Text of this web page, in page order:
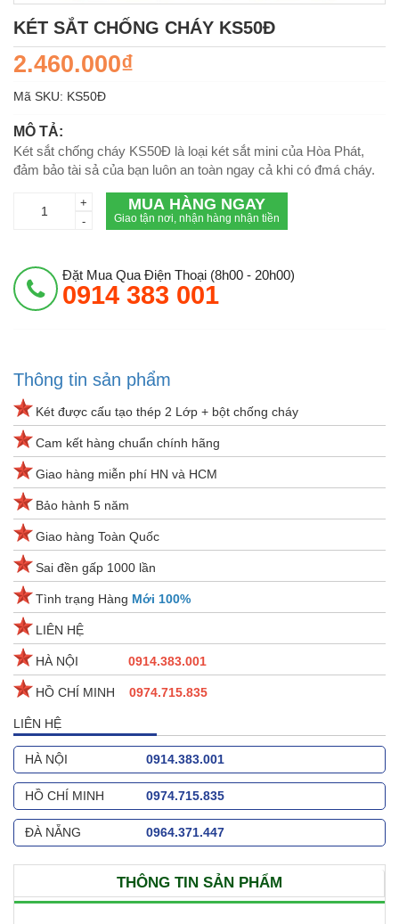
KÉT SẮT CHỐNG CHÁY KS50Đ
2.460.000₫
Mã SKU: KS50Ð
MÔ TẢ:
Két sắt chống cháy KS50Đ là loại két sắt mini của Hòa Phát,
đảm bảo tài sả của bạn luôn an toàn ngay cả khi có đmá cháy.
+
-
MUA HÀNG NGAY
Giao tận nơi, nhận hàng nhận tiền
Đặt Mua Qua Điện Thoại (8h00 - 20h00)
0914 383 001
Thông tin sản phẩm
Két được cấu tạo thép 2 Lớp + bột chống cháy
Cam kết hàng chuẩn chính hãng
Giao hàng miễn phí HN và HCM
Bảo hành 5 năm
Giao hàng Toàn Quốc
Sai đền gấp 1000 lần
Tình trạng Hàng Mới 100%
LIÊN HỆ
HÀ NỘI 0914.383.001
HỒ CHÍ MINH 0974.715.835
LIÊN HỆ
HÀ NỘI 0914.383.001
HỒ CHÍ MINH 0974.715.835
ĐÀ NẴNG 0964.371.447
THÔNG TIN SẢN PHẨM